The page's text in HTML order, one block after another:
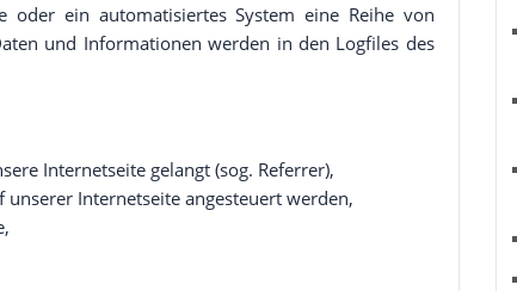
ein automatisiertes System eine Reihe von
und Informationen werden in den Logfiles des
Internetseite gelangt (sog. Referrer),
Internetseite angesteuert werden,